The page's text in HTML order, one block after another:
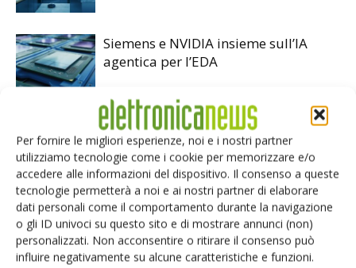
Per fornire le migliori esperienze, noi e i nostri partner
utilizziamo tecnologie come i cookie per memorizzare e/o
accedere alle informazioni del dispositivo. Il consenso a queste
tecnologie permetterà a noi e ai nostri partner di elaborare
dati personali come il comportamento durante la navigazione
o gli ID univoci su questo sito e di mostrare annunci (non)
personalizzati. Non acconsentire o ritirare il consenso può
influire negativamente su alcune caratteristiche e funzioni.
Siemens e NVIDIA insieme sull’IA
agentica per l’EDA
LASCIA UN COMMENTO